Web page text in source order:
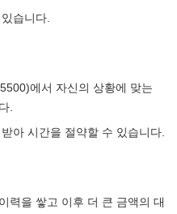
습니다.
에서 자신의 상황에 맞는
.
아 시간을 절약할 수 있습니다.
력을 쌓고 이후 더 큰 금액의 대